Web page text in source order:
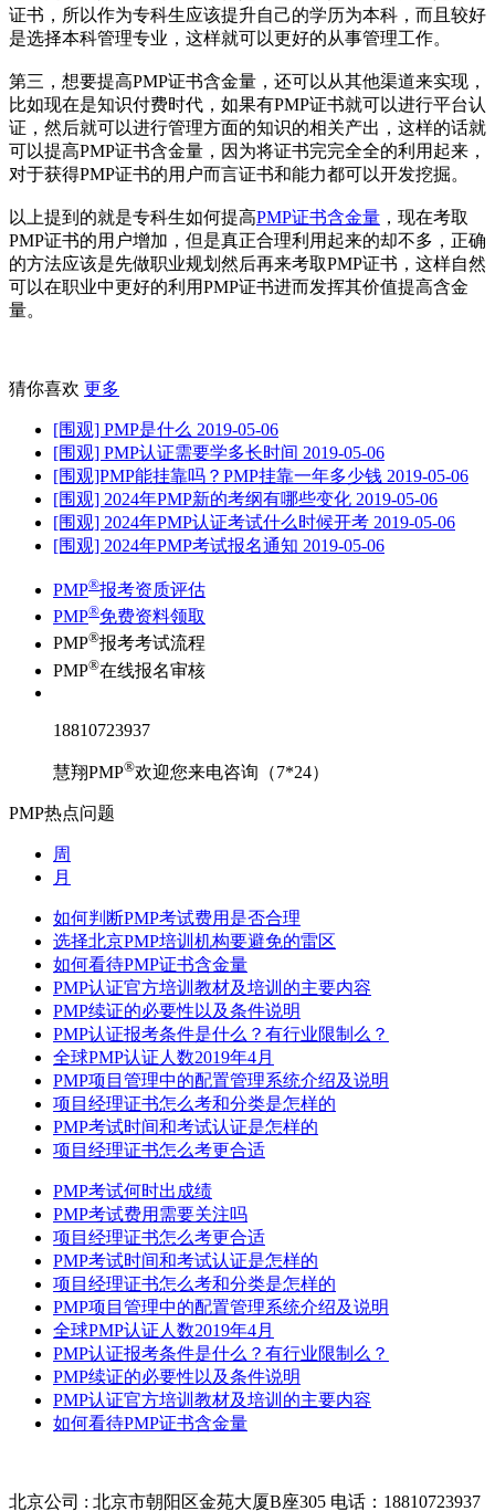
证书，所以作为专科生应该提升自己的学历为本科，而且较好
是选择本科管理专业，这样就可以更好的从事管理工作。
第三，想要提高PMP证书含金量，还可以从其他渠道来实现，
比如现在是知识付费时代，如果有PMP证书就可以进行平台认
证，然后就可以进行管理方面的知识的相关产出，这样的话就
可以提高PMP证书含金量，因为将证书完完全全的利用起来，
对于获得PMP证书的用户而言证书和能力都可以开发挖掘。
以上提到的就是专科生如何提高PMP证书含金量 ，现在考取
PMP证书的用户增加，但是真正合理利用起来的却不多，正确
的方法应该是先做职业规划然后再来考取PMP证书，这样自然
可以在职业中更好的利用PMP证书进而发挥其价值提高含金
量。
猜你喜欢 更多
[围观] PMP是什么 2019-05-06
[围观] PMP认证需要学多长时间 2019-05-06
[围观]PMP能挂靠吗？PMP挂靠一年多少钱 2019-05-06
[围观] 2024年PMP新的考纲有哪些变化 2019-05-06
[围观] 2024年PMP认证考试什么时候开考 2019-05-06
[围观] 2024年PMP考试报名通知 2019-05-06
PMP®报考资质评估
PMP®免费资料领取
PMP®报考考试流程
PMP®在线报名审核
18810723937
慧翔PMP®欢迎您来电咨询（7*24）
PMP热点问题
周
月
如何判断PMP考试费用是否合理
选择北京PMP培训机构要避免的雷区
如何看待PMP证书含金量
PMP认证官方培训教材及培训的主要内容
PMP续证的必要性以及条件说明
PMP认证报考条件是什么？有行业限制么？
全球PMP认证人数2019年4月
PMP项目管理中的配置管理系统介绍及说明
项目经理证书怎么考和分类是怎样的
PMP考试时间和考试认证是怎样的
项目经理证书怎么考更合适
PMP考试何时出成绩
PMP考试费用需要关注吗
项目经理证书怎么考更合适
PMP考试时间和考试认证是怎样的
项目经理证书怎么考和分类是怎样的
PMP项目管理中的配置管理系统介绍及说明
全球PMP认证人数2019年4月
PMP认证报考条件是什么？有行业限制么？
PMP续证的必要性以及条件说明
PMP认证官方培训教材及培训的主要内容
如何看待PMP证书含金量
北京公司 : 北京市朝阳区金苑大厦B座305 电话：18810723937